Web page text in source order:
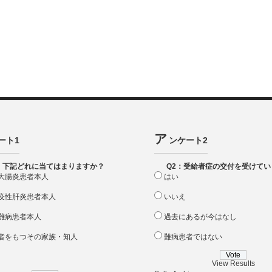
ト1
下記どれに当てはまりますか？
腸炎患者本人
性肝炎患者本人
病患者本人
をもつその家族・知人
ア ンケート2
Q2：受給者症の交付を受けて
はい
いいえ
過去にあるが今はなし
難病患者ではない
View Results